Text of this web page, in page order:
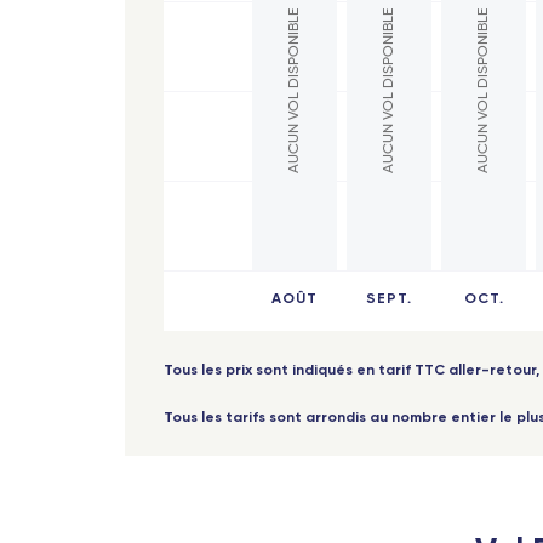
Fort-de-France (Martinique)
Saint-Barthélemy
Les Saintes (Guadeloupe)
Marie-Galante (Guadeloupe)
Bamako (Mali)
Europe
AOÛT
AUCUN VOL DISPONIBLE
SEPT.
AUCUN VOL DISPONIBLE
OCT.
AUCUN VOL DISPONIBLE
Tous les prix sont indiqués en tarif TTC aller-
Tous les tarifs sont arrondis au nombre entier le